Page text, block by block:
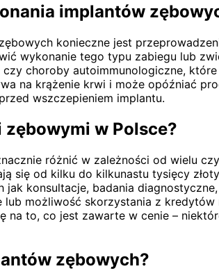
implantów
konieczne jest
wykonanie tego typu zabiegu lub
choroby autoimmunologiczne,
na krążenie krwi i może opóźniać
wszczepieniem implantu.
w Polsce?
różnić w zależności od wielu
się od kilku do kilkunastu tysięcy
konsultacje, badania
możliwość skorzystania z
to, co jest zawarte w cenie –
zębowych?